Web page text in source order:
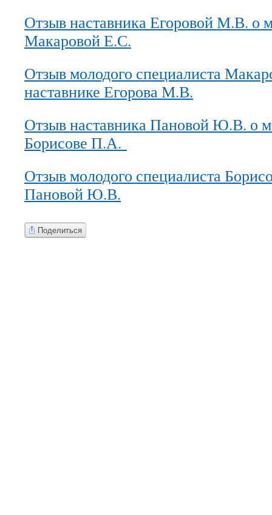
Отзыв наставника Егоровой М.В. о
Макаровой Е.С.
Отзыв молодого специалиста
наставнике Егорова М.В.
Отзыв наставника Пановой Ю.В. о
Борисове П.А.
Отзыв молодого специалиста
Пановой Ю.В.
Поделиться